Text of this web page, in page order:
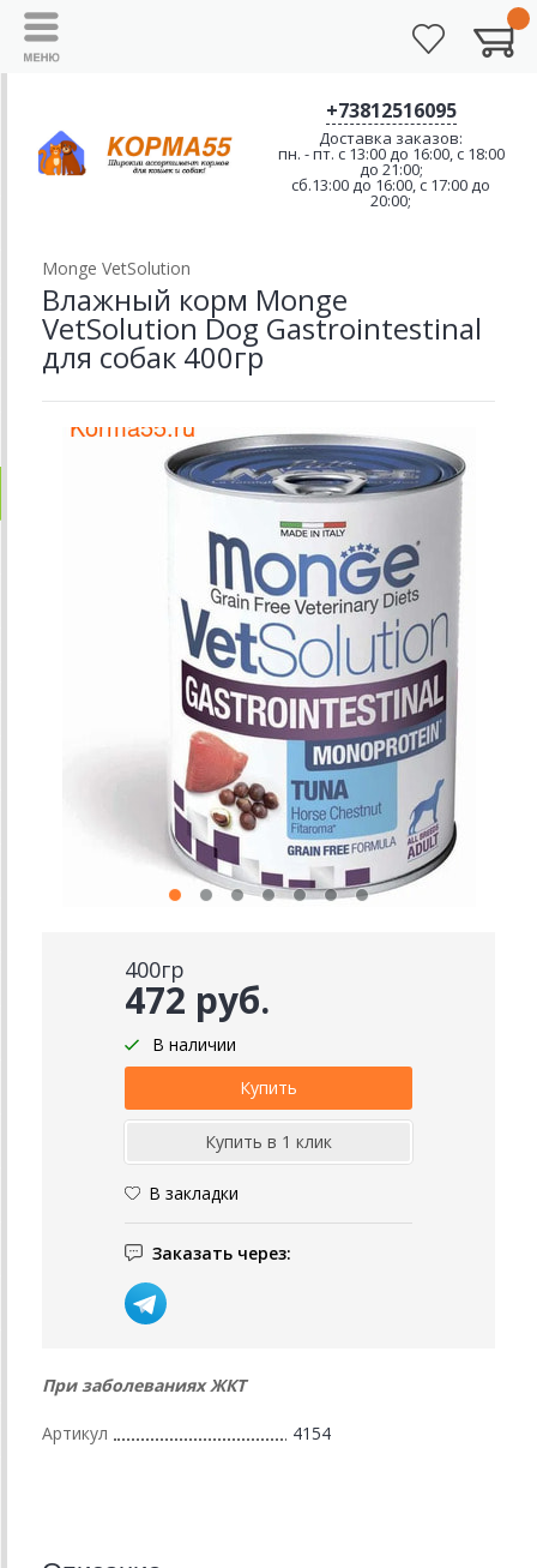
+73812516095
Доставка заказов:
пн. - пт. с 13:00 до 16:00, с 18:00
до 21:00;
сб.13:00 до 16:00, с 17:00 до
20:00;
Monge VetSolution
Влажный корм Monge
VetSolution Dog Gastrointestinal
для собак 400гр
400гр
472 руб.
В наличии
В закладки
Заказать через:
При заболеваниях ЖКТ
Артикул 4154